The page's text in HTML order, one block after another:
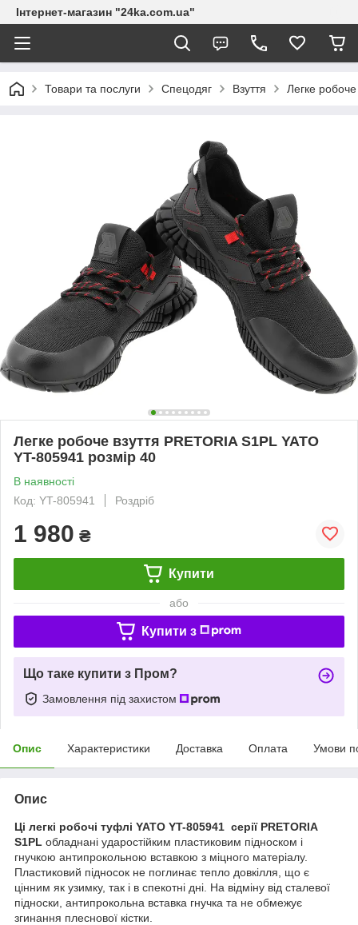
Інтернет-магазин "24ka.com.ua"
Товари та послуги Спецодяг Взуття Легке
Легке робоче взуття PRETORIA S1PL YATO
YT-805941 розмір 40
В наявності
Код: YT-805941
Роздріб
1 980 ₴
Купити
або
Купити з
Що таке купити з Пром?
Замовлення під захистом
Опис Характеристики Доставка Оплата Умови
Опис
Ці легкі робочі туфлі YATO YT-805941 серії PRETORIA
S1PL обладнані ударостійким пластиковим підноском і
гнучкою антипрокольною вставкою з міцного матеріалу.
Пластиковий підносок не поглинає тепло довкілля, що є
цінним як узимку, так і в спекотні дні. На відміну від сталевої
підноски, антипрокольна вставка гнучка та не обмежує
згинання плеснової кістки.